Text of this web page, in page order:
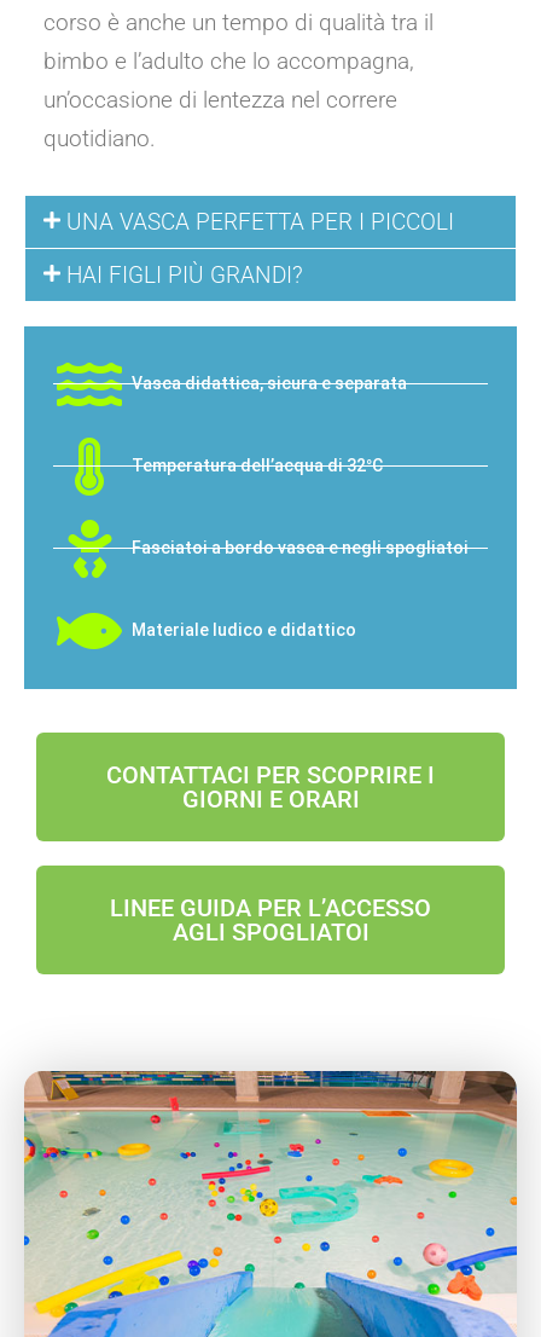
corso è anche un tempo di qualità tra il
bimbo e l’adulto che lo accompagna,
un’occasione di lentezza nel correre
quotidiano.
UNA VASCA PERFETTA PER I PICCOLI
HAI FIGLI PIÙ GRANDI?
Vasca didattica, sicura e separata
Temperatura dell’acqua di 32°C
Fasciatoi a bordo vasca e negli spogliatoi
Materiale ludico e didattico
CONTATTACI PER SCOPRIRE I
GIORNI E ORARI
LINEE GUIDA PER L’ACCESSO
AGLI SPOGLIATOI